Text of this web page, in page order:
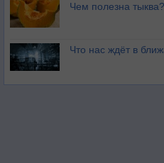
Чем полезна тыква?
Что нас ждёт в